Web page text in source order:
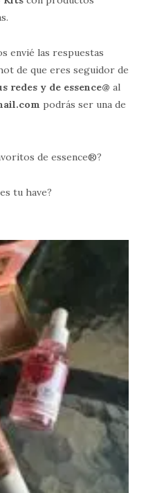
envié las respuestas
de que eres seguidor de
redes y de essence@ al
podrás ser una de
de essence®?
tu have?